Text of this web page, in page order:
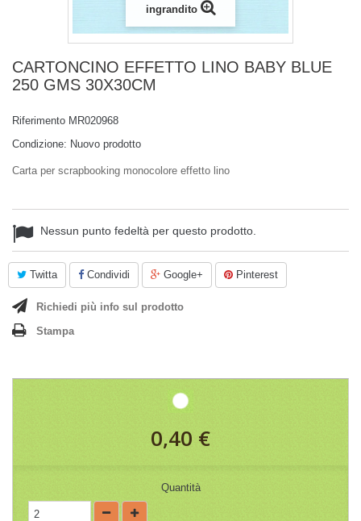
ingrandito
CARTONCINO EFFETTO LINO BABY BLUE
250 GMS 30X30CM
Riferimento MR020968
Condizione: Nuovo prodotto
Carta per scrapbooking monocolore effetto lino
Nessun punto fedeltà per questo prodotto.
Twitta Condividi Google+ Pinterest
Richiedi più info sul prodotto
Stampa
0,40 €
Quantità